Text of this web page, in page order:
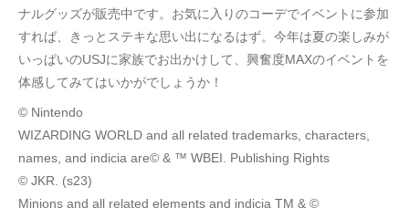
ナルグッズが販売中です。お気に入りのコーデでイベントに参加
すれば、きっとステキな思い出になるはず。今年は夏の楽しみが
いっぱいのUSJに家族でお出かけして、興奮度MAXのイベントを
体感してみてはいかがでしょうか！
© Nintendo
WIZARDING WORLD and all related trademarks, characters,
names, and indicia are© & ™ WBEI. Publishing Rights
© JKR. (s23)
Minions and all related elements and indicia TM & ©